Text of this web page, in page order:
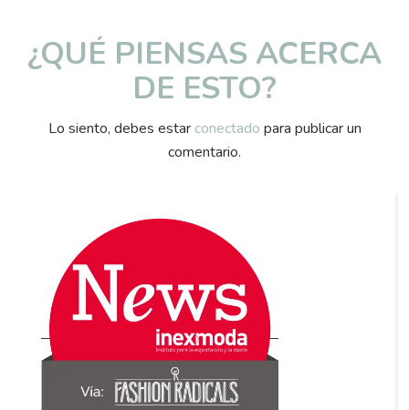
¿QUÉ PIENSAS ACERCA
DE ESTO?
Lo siento, debes estar conectado para publicar un
comentario.